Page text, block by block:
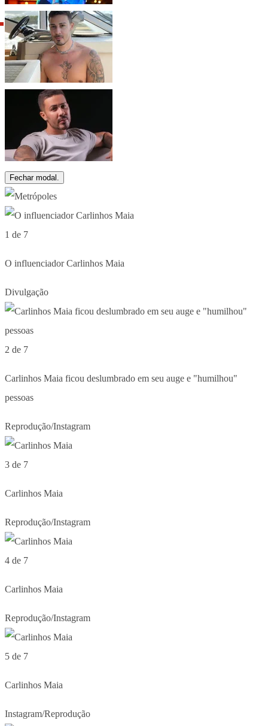
Fechar modal.
1 de 7
O influenciador Carlinhos Maia
Divulgação
2 de 7
Carlinhos Maia ficou deslumbrado em seu auge e "humilhou"
pessoas
Reprodução/Instagram
3 de 7
Carlinhos Maia
Reprodução/Instagram
4 de 7
Carlinhos Maia
Reprodução/Instagram
5 de 7
Carlinhos Maia
Instagram/Reprodução